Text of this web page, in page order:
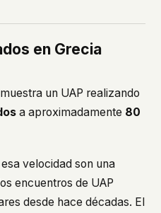
en Grecia
muestra un UAP realizando
a aproximadamente 80
velocidad son una
encuentros de UAP
desde hace décadas. El